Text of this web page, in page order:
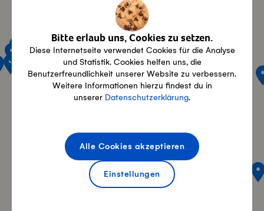
Bitte erlaub uns, Cookies zu setzen.
Diese Internetseite verwendet Cookies für die Analyse
und Statistik. Cookies helfen uns, die
Benutzerfreundlichkeit unserer Website zu verbessern.
Weitere Informationen hierzu findest du in
unserer Datenschutzerklärung.
Einstellungen
Alle Cookies akzeptieren